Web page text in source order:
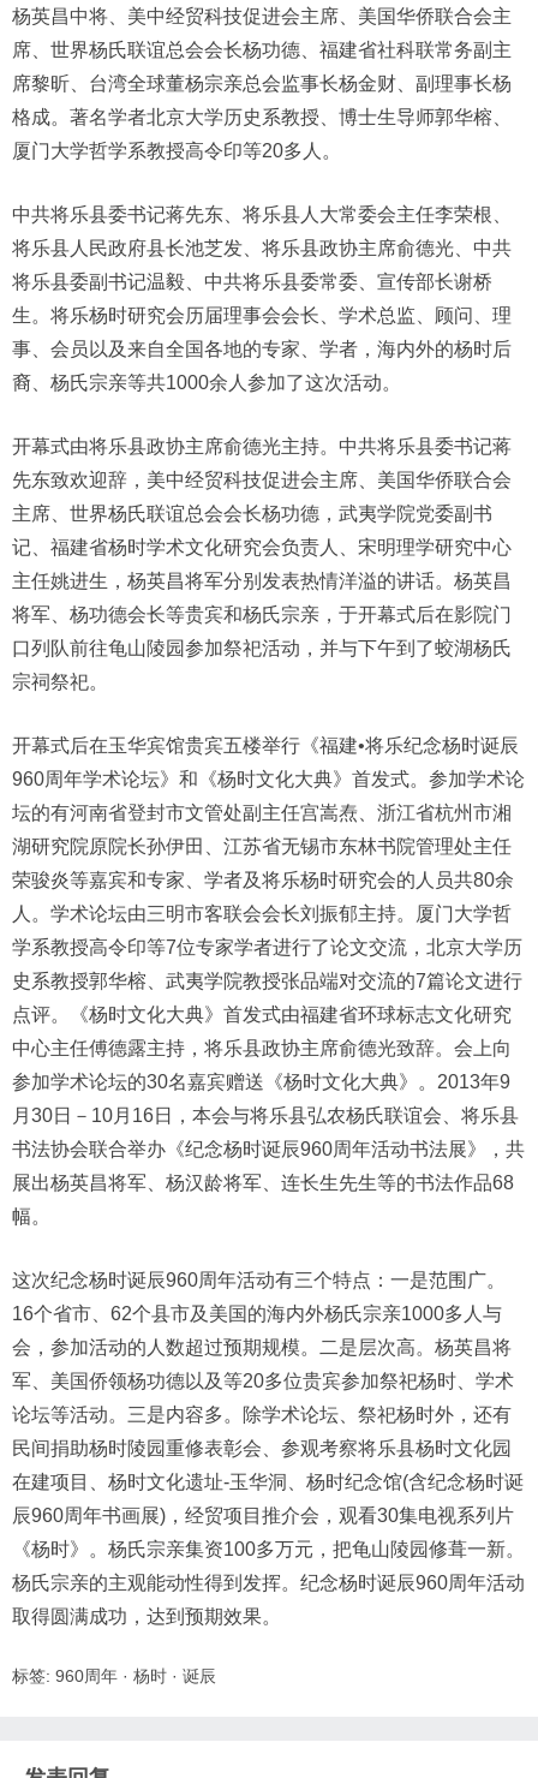
杨英昌中将、美中经贸科技促进会主席、美国华侨联合会主
席、世界杨氏联谊总会会长杨功德、福建省社科联常务副主
席黎昕、台湾全球董杨宗亲总会监事长杨金财、副理事长杨
格成。著名学者北京大学历史系教授、博士生导师郭华榕、
厦门大学哲学系教授高令印等20多人。
中共将乐县委书记蒋先东、将乐县人大常委会主任李荣根、
将乐县人民政府县长池芝发、将乐县政协主席俞德光、中共
将乐县委副书记温毅、中共将乐县委常委、宣传部长谢桥
生。将乐杨时研究会历届理事会会长、学术总监、顾问、理
事、会员以及来自全国各地的专家、学者，海内外的杨时后
裔、杨氏宗亲等共1000余人参加了这次活动。
开幕式由将乐县政协主席俞德光主持。中共将乐县委书记蒋
先东致欢迎辞，美中经贸科技促进会主席、美国华侨联合会
主席、世界杨氏联谊总会会长杨功德，武夷学院党委副书
记、福建省杨时学术文化研究会负责人、宋明理学研究中心
主任姚进生，杨英昌将军分别发表热情洋溢的讲话。杨英昌
将军、杨功德会长等贵宾和杨氏宗亲，于开幕式后在影院门
口列队前往龟山陵园参加祭祀活动，并与下午到了蛟湖杨氏
宗祠祭祀。
开幕式后在玉华宾馆贵宾五楼举行《福建•将乐纪念杨时诞辰
960周年学术论坛》和《杨时文化大典》首发式。参加学术论
坛的有河南省登封市文管处副主任宫嵩焘、浙江省杭州市湘
湖研究院原院长孙伊田、江苏省无锡市东林书院管理处主任
荣骏炎等嘉宾和专家、学者及将乐杨时研究会的人员共80余
人。学术论坛由三明市客联会会长刘振郁主持。厦门大学哲
学系教授高令印等7位专家学者进行了论文交流，北京大学历
史系教授郭华榕、武夷学院教授张品端对交流的7篇论文进行
点评。《杨时文化大典》首发式由福建省环球标志文化研究
中心主任傅德露主持，将乐县政协主席俞德光致辞。会上向
参加学术论坛的30名嘉宾赠送《杨时文化大典》。2013年9
月30日－10月16日，本会与将乐县弘农杨氏联谊会、将乐县
书法协会联合举办《纪念杨时诞辰960周年活动书法展》，共
展出杨英昌将军、杨汉龄将军、连长生先生等的书法作品68
幅。
这次纪念杨时诞辰960周年活动有三个特点：一是范围广。
16个省市、62个县市及美国的海内外杨氏宗亲1000多人与
会，参加活动的人数超过预期规模。二是层次高。杨英昌将
军、美国侨领杨功德以及等20多位贵宾参加祭祀杨时、学术
论坛等活动。三是内容多。除学术论坛、祭祀杨时外，还有
民间捐助杨时陵园重修表彰会、参观考察将乐县杨时文化园
在建项目、杨时文化遗址-玉华洞、杨时纪念馆(含纪念杨时诞
辰960周年书画展)，经贸项目推介会，观看30集电视系列片
《杨时》。杨氏宗亲集资100多万元，把龟山陵园修葺一新。
杨氏宗亲的主观能动性得到发挥。纪念杨时诞辰960周年活动
取得圆满成功，达到预期效果。
标签: 960周年 · 杨时 · 诞辰